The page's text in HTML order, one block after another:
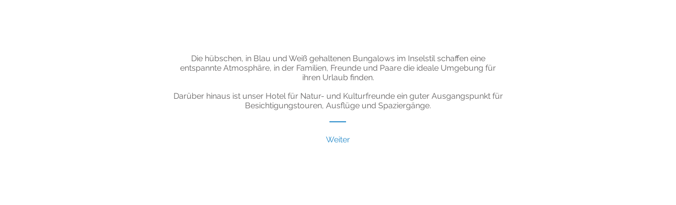
Die hübschen, in Blau und Weiß gehaltenen Bungalows im Inselstil schaffen eine
entspannte Atmosphäre, in der Familien, Freunde und Paare die ideale Umgebung für
ihren Urlaub finden.
Darüber hinaus ist unser Hotel für Natur- und Kulturfreunde ein guter Ausgangspunkt für
Besichtigungstouren, Ausflüge und Spaziergänge.
Weiter